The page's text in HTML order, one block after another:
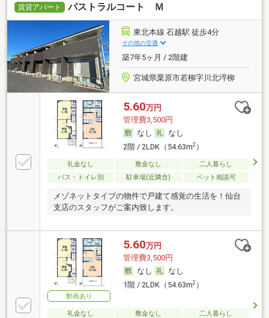
賃貸アパート パストラルコート Ｍ
東北本線 石越駅 徒歩4分
その他の交通
築7年5ヶ月 / 2階建
宮城県栗原市若柳字川北埣柳
5.60万円
管理費3,500円
なし
なし
2階 / 2LDK（54.63m2）
礼金なし 敷金なし
二人暮らし
バス・トイレ別
駐車場(近隣含) ペット相談可
メゾネットタイプの物件で戸建て感覚の生活を！仙台
支店のスタッフがご案内致します。
動画あり
5.60万円
管理費3,500円
なし
なし
1階 / 2LDK（54.63m2）
礼金なし 敷金なし 二人暮らし